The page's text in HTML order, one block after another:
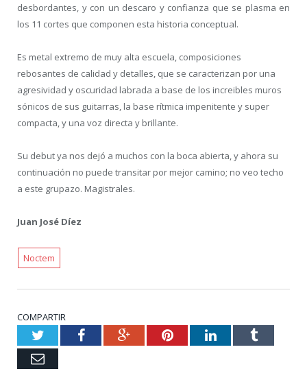
desbordantes, y con un descaro y confianza que se plasma en
los 11 cortes que componen esta historia conceptual.
Es metal extremo de muy alta escuela, composiciones
rebosantes de calidad y detalles, que se caracterizan por una
agresividad y oscuridad labrada a base de los increibles muros
sónicos de sus guitarras, la base rítmica impenitente y super
compacta, y una voz directa y brillante.
Su debut ya nos dejó a muchos con la boca abierta, y ahora su
continuación no puede transitar por mejor camino; no veo techo
a este grupazo. Magistrales.
Juan José Díez
Noctem
COMPARTIR
TwitterFacebookGoogle+PinterestLinkedInTumblr
Email